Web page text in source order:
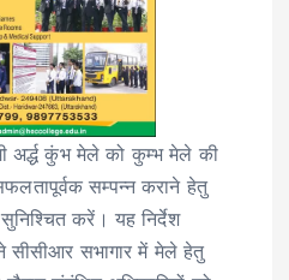
अर्द्ध कुंभ मेले को कुम्भ मेले की
सम्पन्न कराने हेतु
सुनिश्चित करें। यह निर्देश
सीसीआर सभागार में मेले हेतु